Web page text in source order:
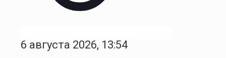
6 августа 2026, 13:54